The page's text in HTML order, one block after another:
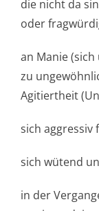
die nicht da
oder
an Manie
zu
Agitiertheit
sich aggressiv
sich wütend
in der